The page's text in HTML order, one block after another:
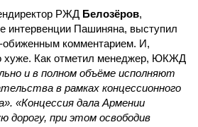
РЖД Белозёров,
интервенции Пашиняна, выступил
обиженным комментарием. И,
хуже. Как отметил менеджер, ЮКЖД
и в полном объёме исполняют
в рамках концессионного
«Концессия дала Армении
дорогу, при этом освободив